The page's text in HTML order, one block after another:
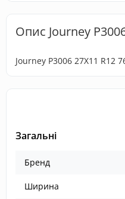
Опис Journey
Journey P3006 27X11 R12
Загальні
Бренд
Ширина